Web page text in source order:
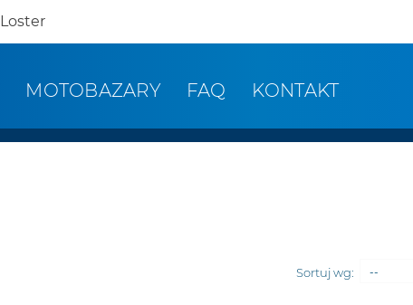
Loster
MOTOBAZARY FAQ KONTAKT
Sortuj wg: --